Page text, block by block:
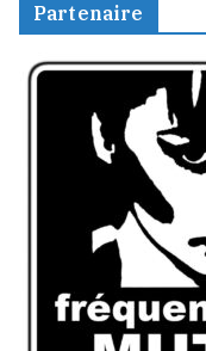
Partenaire